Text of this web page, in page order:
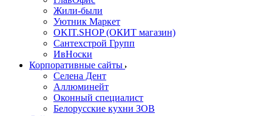
Жили-были
Уютник Маркет
OKIT.SHOP (ОКИТ магазин)
Сантехстрой Групп
ИвНоски
Корпоративные сайты
Селена Дент
Аллюминейт
Оконный специалист
Белорусские кухни ЗОВ